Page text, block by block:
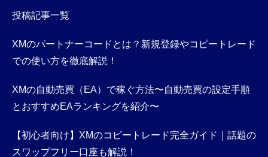
投稿記事一覧
XMのパートナーコードとは？新規登録やコピートレード
での使い方を徹底解説！
XMの自動売買（EA）で稼ぐ方法〜自動売買の設定手順
とおすすめEAランキングを紹介〜
【初心者向け】XMのコピートレード完全ガイド｜話題の
スワップフリー口座も解説！